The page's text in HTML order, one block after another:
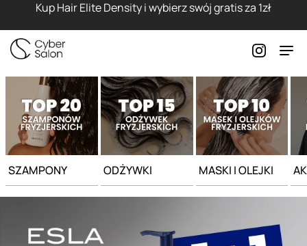
Kup Hair Elite Density i wybierz swój gratis za 1zł
SZAMPONY ODŻYWKI MASKI I OLEJKI
Strona główna - Cyber Salon